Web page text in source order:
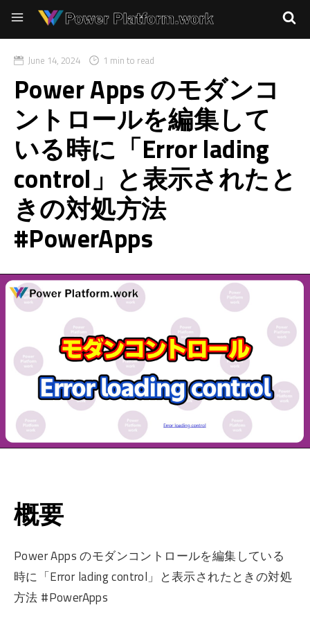
June 14, 2024 1 min to read
Power Apps のモダンコ
ントロールを編集して
いる時に「Error lading
control」と表示されたと
きの対処方法
#PowerApps
概要
Power Apps のモダンコントロールを編集している
時に「Error lading control」と表示されたときの対処
方法 #PowerApps